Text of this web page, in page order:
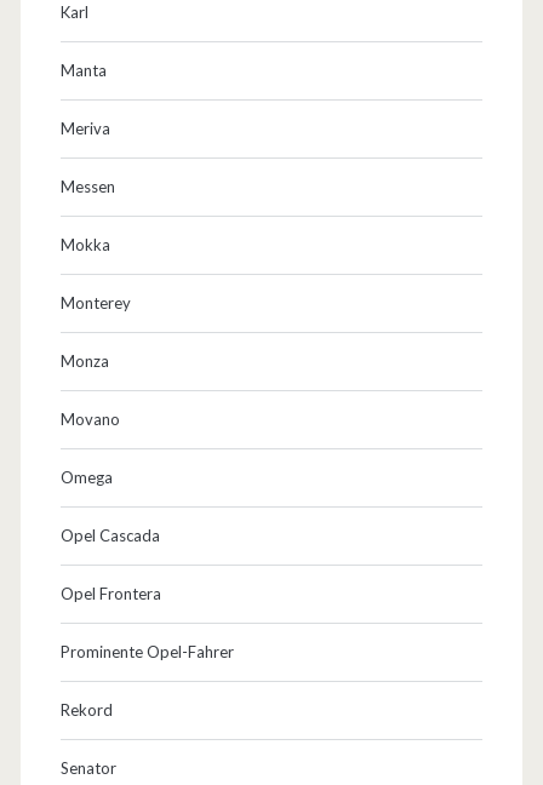
Karl
Manta
Meriva
Messen
Mokka
Monterey
Monza
Movano
Omega
Opel Cascada
Opel Frontera
Prominente Opel-Fahrer
Rekord
Senator